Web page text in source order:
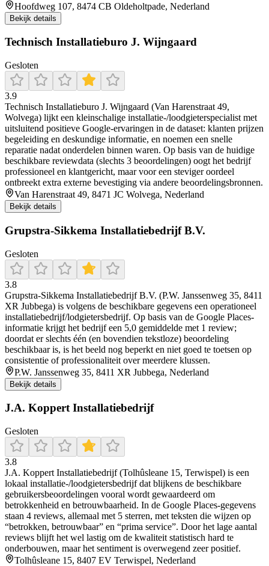
Hoofdweg 107, 8474 CB Oldeholtpade, Nederland
Bekijk details
Technisch Installatieburo J. Wijngaard
Gesloten
3.9
Technisch Installatieburo J. Wijngaard (Van Harenstraat 49,
Wolvega) lijkt een kleinschalige installatie-/loodgieterspecialist met
uitsluitend positieve Google-ervaringen in de dataset: klanten prijzen
begeleiding en deskundige informatie, en noemen een snelle
reparatie nadat onderdelen binnen waren. Op basis van de huidige
beschikbare reviewdata (slechts 3 beoordelingen) oogt het bedrijf
professioneel en klantgericht, maar voor een steviger oordeel
ontbreekt extra externe bevestiging via andere beoordelingsbronnen.
Van Harenstraat 49, 8471 JC Wolvega, Nederland
Bekijk details
Grupstra-Sikkema Installatiebedrijf B.V.
Gesloten
3.8
Grupstra-Sikkema Installatiebedrijf B.V. (P.W. Janssenweg 35, 8411
XR Jubbega) is volgens de beschikbare gegevens een operationeel
installatiebedrijf/lodgietersbedrijf. Op basis van de Google Places-
informatie krijgt het bedrijf een 5,0 gemiddelde met 1 review;
doordat er slechts één (en bovendien tekstloze) beoordeling
beschikbaar is, is het beeld nog beperkt en niet goed te toetsen op
consistentie of professionaliteit over meerdere klussen.
P.W. Janssenweg 35, 8411 XR Jubbega, Nederland
Bekijk details
J.A. Koppert Installatiebedrijf
Gesloten
3.8
J.A. Koppert Installatiebedrijf (Tolhûsleane 15, Terwispel) is een
lokaal installatie-/loodgietersbedrijf dat blijkens de beschikbare
gebruikersbeoordelingen vooral wordt gewaardeerd om
betrokkenheid en betrouwbaarheid. In de Google Places-gegevens
staan 4 reviews, allemaal met 5 sterren, met teksten die wijzen op
“betrokken, betrouwbaar” en “prima service”. Door het lage aantal
reviews blijft het wel lastig om de kwaliteit statistisch hard te
onderbouwen, maar het sentiment is overwegend zeer positief.
Tolhûsleane 15, 8407 EV Terwispel, Nederland